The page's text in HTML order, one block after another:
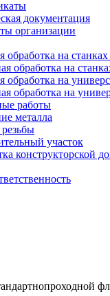
документация
организации
обработка на
обработка на
обработка на
обработка на
работы
металла
участок
конструкторской